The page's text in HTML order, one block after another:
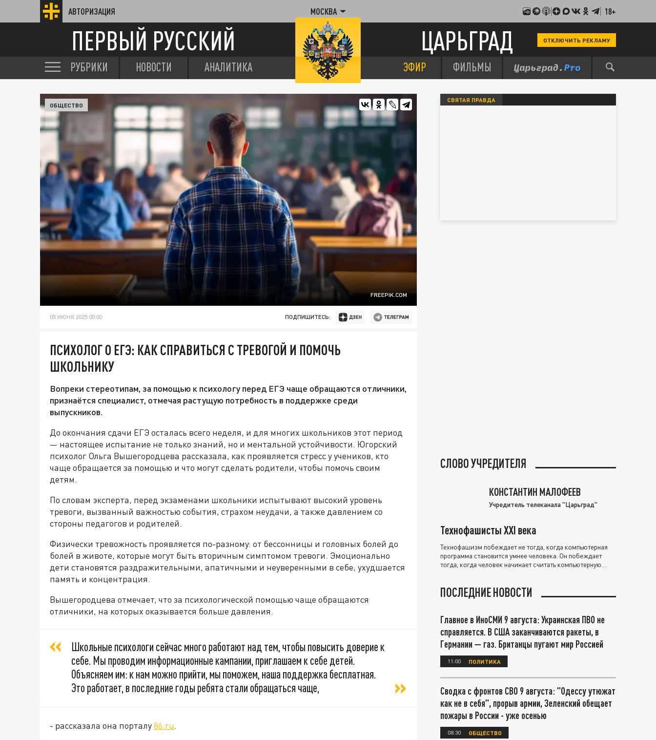
АВТОРИЗАЦИЯ МОСКВА 18+
ПЕРВЫЙ РУССКИЙ ЦАРЬГРАД ОТКЛЮЧИТЬ РЕКЛАМУ
РУБРИКИ НОВОСТИ АНАЛИТИКА ЭФИР ФИЛЬМЫ
FREEPIK.COM
ОБЩЕСТВО
05 ИЮНЯ 2025 05:00 ПОДПИШИТЕСЬ:
ПСИХОЛОГ О ЕГЭ: КАК СПРАВИТЬСЯ С ТРЕВОГОЙ И ПОМОЧЬ
ШКОЛЬНИКУ
Вопреки стереотипам, за помощью к психологу перед ЕГЭ чаще обращаются отличники,
признаётся специалист, отмечая растущую потребность в поддержке среди
выпускников.
До окончания сдачи ЕГЭ осталась всего неделя, и для многих школьников этот период
— настоящее испытание не только знаний, но и ментальной устойчивости. Югорский
психолог Ольга Вышегородцева рассказала, как проявляется стресс у учеников, кто
чаще обращается за помощью и что могут сделать родители, чтобы помочь своим
детям.
По словам эксперта, перед экзаменами школьники испытывают высокий уровень
тревоги, вызванный важностью события, страхом неудачи, а также давлением со
стороны педагогов и родителей.
Физически тревожность проявляется по-разному: от бессонницы и головных болей до
болей в животе, которые могут быть вторичным симптомом тревоги. Эмоционально
дети становятся раздражительными, апатичными и неуверенными в себе, ухудшается
память и концентрация.
Вышегородцева отмечает, что за психологической помощью чаще обращаются
отличники, на которых оказывается больше давления.
Школьные психологи сейчас много работают над тем, чтобы повысить доверие к
себе. Мы проводим информационные кампании, приглашаем к себе детей.
Объясняем им: к нам можно прийти, мы поможем, наша поддержка бесплатная.
Это работает, в последние годы ребята стали обращаться чаще,
- рассказала она порталу86.ru.
СВЯТАЯ ПРАВДА
СЛОВО УЧРЕДИТЕЛЯ
КОНСТАНТИН МАЛОФЕЕВ
Учредитель телеканала "Царьград"
Технофашисты XXI века
Технофашизм побеждает не тогда, когда компьютерная
программа становится умнее человека. Он побеждает
тогда, когда человек начинает считать компьютерную
ПОСЛЕДНИЕ НОВОСТИ
Главное в ИноСМИ 9 августа: Украинская ПВО не
справляется. В США заканчиваются ракеты, в
Германии — газ. Британцы пугают мир Россией
11:00 ПОЛИТИКА
Сводка с фронтов СВО 9 августа: "Одессу утюжат
как не в себя", прорыв армии, Зеленский обещает
пожары в России - уже осенью
08:30 ОБЩЕСТВО